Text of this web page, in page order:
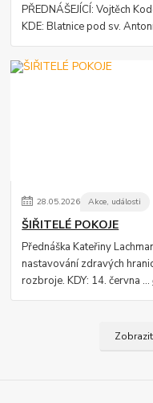
PŘEDNÁŠEJÍCÍ: Vojtěch
KDE: Blatnice pod sv.
28.05.2026 Akce, události
ŠIŘITELÉ POKOJE
Přednáška Kateřiny
nastavování zdravých
rozbroje. KDY: 14. června ...